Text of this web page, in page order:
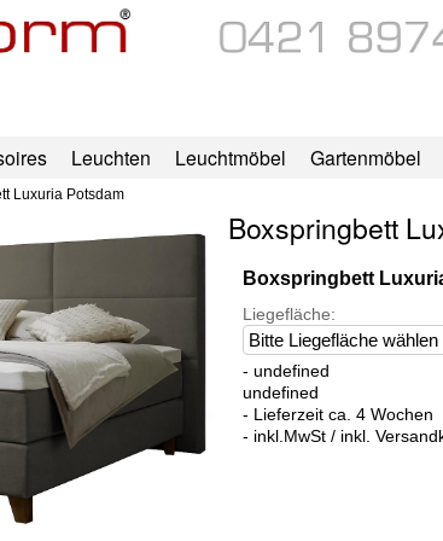
Leuchten Leuchtmöbel Gartenmöbel
Luxuria Potsdam
Boxspringbett
Boxspringbett
Liegefläche:
- undefined
undefined
- Lieferzeit ca. 4 Wochen
- inkl.MwSt / inkl.